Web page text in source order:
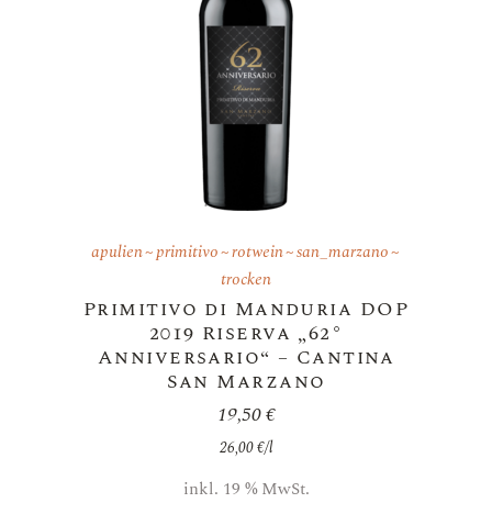
apulien primitivo rotwein san_marzano
trocken
Primitivo di Manduria DOP
2019 Riserva „62°
Anniversario“ – Cantina
San Marzano
19,50€
26,00€/l
inkl. 19 % MwSt.